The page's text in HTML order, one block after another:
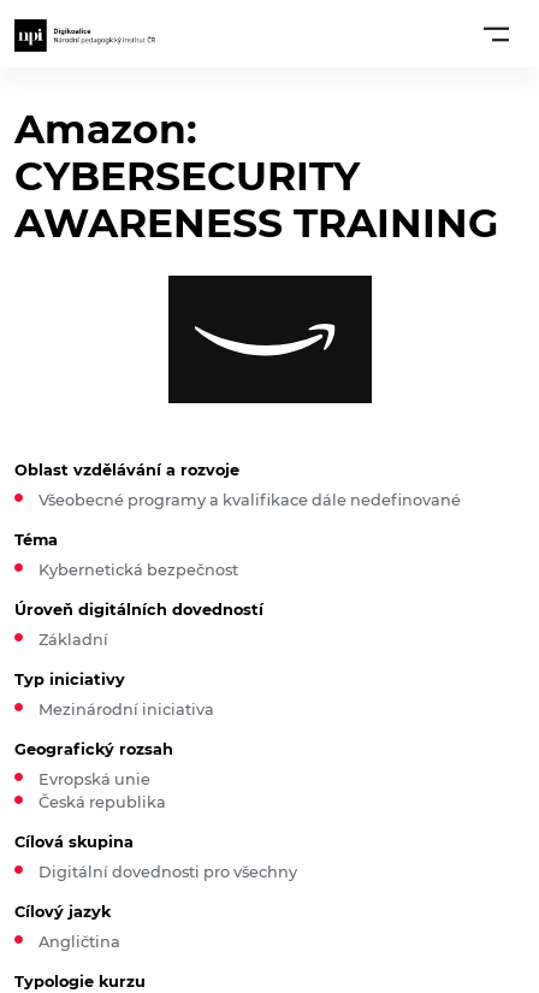
Amazon:
CYBERSECURITY
AWARENESS TRAINING
Oblast vzdělávání a rozvoje
Všeobecné programy a kvalifikace dále nedefinované
Téma
Kybernetická bezpečnost
Úroveň digitálních dovedností
Základní
Typ iniciativy
Mezinárodní iniciativa
Geografický rozsah
Evropská unie
Česká republika
Cílová skupina
Digitální dovednosti pro všechny
Cílový jazyk
Angličtina
Typologie kurzu